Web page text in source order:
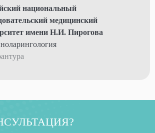
национальный
медицинский
имени Н.И. Пирогова